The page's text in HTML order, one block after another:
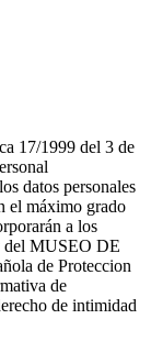
17/1999 del 3 de
datos personales
el máximo grado
a los
MUSEO DE
de Proteccion
de
de intimidad